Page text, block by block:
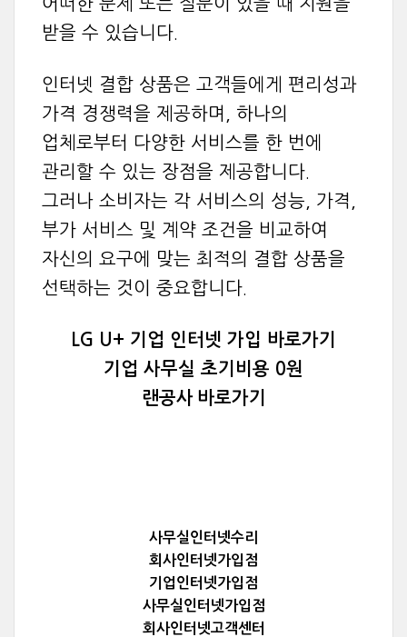
어떠한 문제 또는 질문이 있을 때 지원을
받을 수 있습니다.
인터넷 결합 상품은 고객들에게 편리성과
가격 경쟁력을 제공하며, 하나의
업체로부터 다양한 서비스를 한 번에
관리할 수 있는 장점을 제공합니다.
그러나 소비자는 각 서비스의 성능, 가격,
부가 서비스 및 계약 조건을 비교하여
자신의 요구에 맞는 최적의 결합 상품을
선택하는 것이 중요합니다.
LG U+ 기업 인터넷 가입 바로가기
기업 사무실 초기비용 0원
랜공사 바로가기
사무실인터넷수리
회사인터넷가입점
기업인터넷가입점
사무실인터넷가입점
회사인터넷고객센터